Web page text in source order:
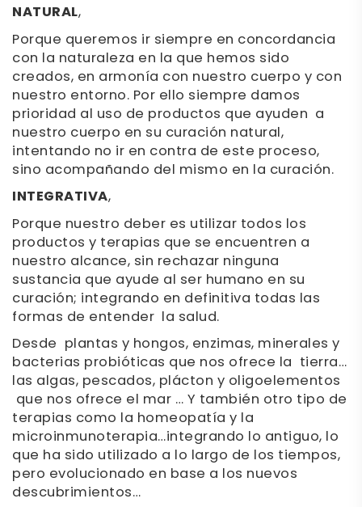
NATURAL,
Porque queremos ir siempre en concordancia
con la naturaleza en la que hemos sido
creados, en armonía con nuestro cuerpo y con
nuestro entorno. Por ello siempre damos
prioridad al uso de productos que ayuden a
nuestro cuerpo en su curación natural,
intentando no ir en contra de este proceso,
sino acompañando del mismo en la curación.
INTEGRATIVA,
Porque nuestro deber es utilizar todos los
productos y terapias que se encuentren a
nuestro alcance, sin rechazar ninguna
sustancia que ayude al ser humano en su
curación; integrando en definitiva todas las
formas de entender la salud.
Desde plantas y hongos, enzimas, minerales y
bacterias probióticas que nos ofrece la tierra…
las algas, pescados, plácton y oligoelementos
que nos ofrece el mar … Y también otro tipo de
terapias como la homeopatía y la
microinmunoterapia…integrando lo antiguo, lo
que ha sido utilizado a lo largo de los tiempos,
pero evolucionado en base a los nuevos
descubrimientos…